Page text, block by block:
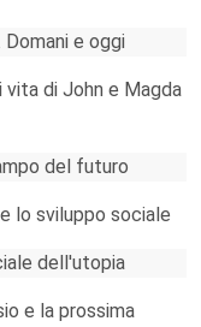
e oggi
vita di John e Magda
del futuro
lo sviluppo sociale
dell'utopia
e la prossima